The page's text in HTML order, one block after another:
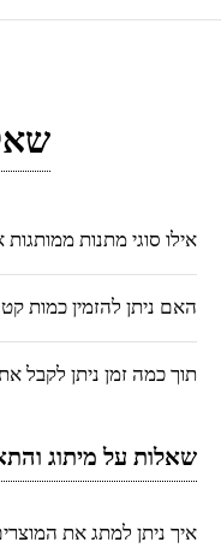
אילו סוגי מתנות
האם ניתן להזמין כמות
תוך כמה זמן ניתן לקבל
שאלות על מיתוג
איך ניתן למתג את